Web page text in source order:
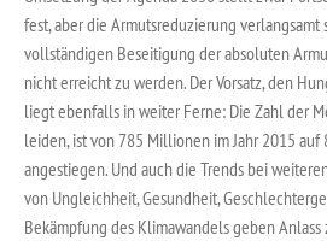
fest, aber die Armutsreduzierung verlangsamt
vollständigen Beseitigung der absoluten
nicht erreicht zu werden. Der Vorsatz, den
liegt ebenfalls in weiter Ferne: Die Zahl der
leiden, ist von 785 Millionen im Jahr 2015
angestiegen. Und auch die Trends bei
von Ungleichheit, Gesundheit,
Bekämpfung des Klimawandels geben Anlass